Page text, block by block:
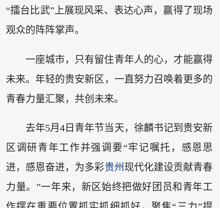
“擂台比武”上展现风采、表达心声，赢得了现场
观众的阵阵掌声。
一座城市，只有留住青年人的心，才能赢得
未来。年轻的贵安新区，一直努力召唤着更多的
青春力量汇聚，共创未来。
去年5月4日青年节当天，徐麟书记到贵安新
区调研青年工作并强调要“牢记嘱托，感恩思
进，感恩奋进，为多彩贵州 现代化建设贡献青春
力量。”一年来，新区始终把做好团员和青年工